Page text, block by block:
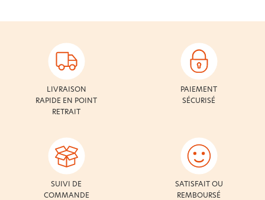
LIVRAISON
RAPIDE EN POINT
RETRAIT
PAIEMENT
SÉCURISÉ
SUIVI DE
COMMANDE
SATISFAIT OU
REMBOURSÉ